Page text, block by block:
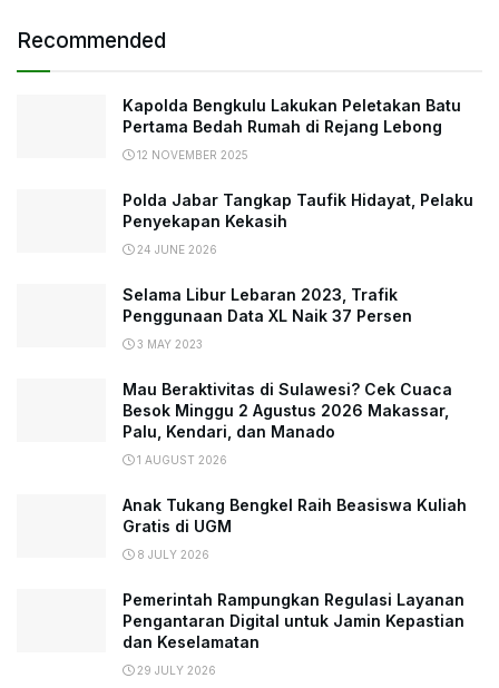
Recommended
Kapolda Bengkulu Lakukan Peletakan Batu
Pertama Bedah Rumah di Rejang Lebong
12 NOVEMBER 2025
Polda Jabar Tangkap Taufik Hidayat, Pelaku
Penyekapan Kekasih
24 JUNE 2026
Selama Libur Lebaran 2023, Trafik
Penggunaan Data XL Naik 37 Persen
3 MAY 2023
Mau Beraktivitas di Sulawesi? Cek Cuaca
Besok Minggu 2 Agustus 2026 Makassar,
Palu, Kendari, dan Manado
1 AUGUST 2026
Anak Tukang Bengkel Raih Beasiswa Kuliah
Gratis di UGM
8 JULY 2026
Pemerintah Rampungkan Regulasi Layanan
Pengantaran Digital untuk Jamin Kepastian
dan Keselamatan
29 JULY 2026